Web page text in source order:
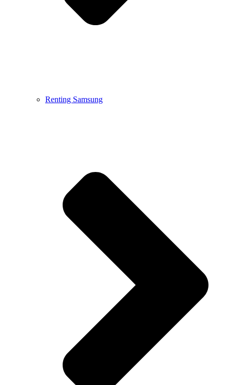
Renting Samsung